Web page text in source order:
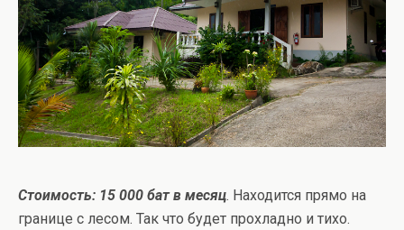
Стоимость: 15 000 бат в месяц. Находится прямо на
границе с лесом. Так что будет прохладно и тихо.